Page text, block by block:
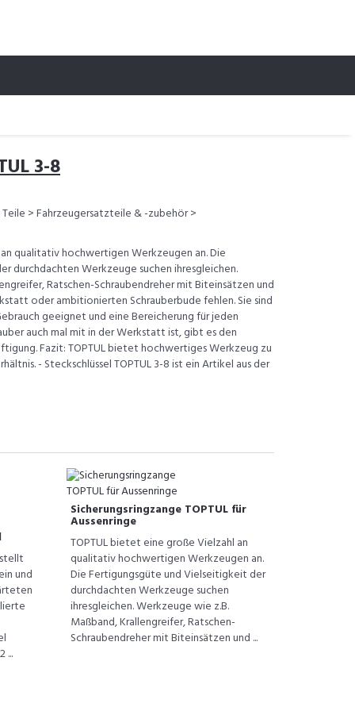
3-8
> Fahrzeugersatzteile & -zubehör >
qualitativ hochwertigen Werkzeugen an. Die
durchdachten Werkzeuge suchen ihresgleichen.
Ratschen-Schraubendreher mit Biteinsätzen und
oder ambitionierten Schrauberbude fehlen. Sie sind
geeignet und eine Bereicherung für jeden
auch mal mit in der Werkstatt ist, gibt es den
Fazit: TOPTUL bietet hochwertiges Werkzeug zu
- Steckschlüssel TOPTUL 3-8 ist ein Artikel aus der
und
...
Sicherungsringzange TOPTUL für
Aussenringe
TOPTUL bietet eine große Vielzahl an
qualitativ hochwertigen Werkzeugen an.
Die Fertigungsgüte und Vielseitigkeit der
durchdachten Werkzeuge suchen
ihresgleichen. Werkzeuge wie z.B.
Maßband, Krallengreifer, Ratschen-
Schraubendreher mit Biteinsätzen und ...